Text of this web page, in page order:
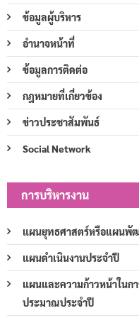
ข้อมูลผู้บริหาร
อำนาจหน้าที่
ข้อมูลการติดต่อ
กฎหมายที่เกี่ยวข้อง
ข่าวประชาสัมพันธ์
Social Network
การบริหารงาน
แผนยุทธศาสตร์หรือแผนพั
แผนดำเนินงานประจำปี
แผนและความก้าวหน้าในก
ประมาณประจำปี